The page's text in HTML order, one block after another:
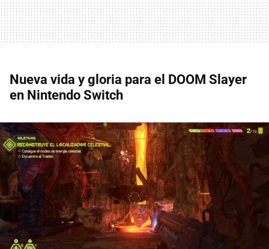
Nueva vida y gloria para el DOOM Slayer
en Nintendo Switch